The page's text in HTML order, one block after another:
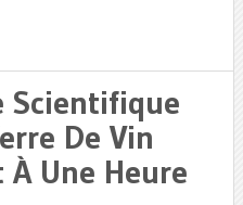
Scientifique
De Vin
Une Heure